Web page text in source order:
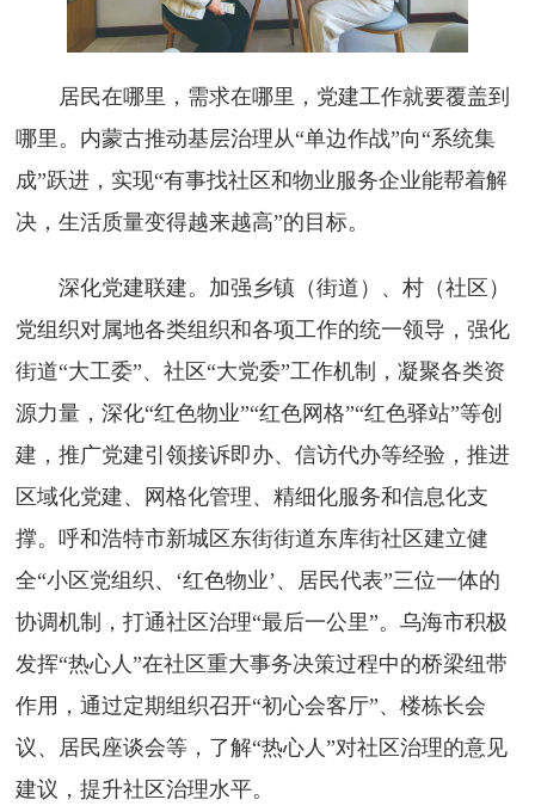
居民在哪里，需求在哪里，党建工作就要覆盖到
哪里。内蒙古推动基层治理从“单边作战”向“系统集
成”跃进，实现“有事找社区和物业服务企业能帮着解
决，生活质量变得越来越高”的目标。
深化党建联建。加强乡镇（街道）、村（社区）
党组织对属地各类组织和各项工作的统一领导，强化
街道“大工委”、社区“大党委”工作机制，凝聚各类资
源力量，深化“红色物业”“红色网格”“红色驿站”等创
建，推广党建引领接诉即办、信访代办等经验，推进
区域化党建、网格化管理、精细化服务和信息化支
撑。呼和浩特市新城区东街街道东库街社区建立健
全“小区党组织、‘红色物业’、居民代表”三位一体的
协调机制，打通社区治理“最后一公里”。乌海市积极
发挥“热心人”在社区重大事务决策过程中的桥梁纽带
作用，通过定期组织召开“初心会客厅”、楼栋长会
议、居民座谈会等，了解“热心人”对社区治理的意见
建议，提升社区治理水平。